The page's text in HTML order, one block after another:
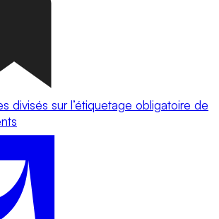
divisés sur l’étiquetage obligatoire de